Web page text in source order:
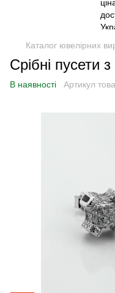
Каталог ювелірних
Срібні пусети
В наявності Артикул